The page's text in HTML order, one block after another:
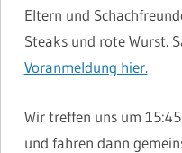
Eltern und
Steaks und rote Wurst.
Voranmeldung hier.
Wir treffen uns um
und fahren dann